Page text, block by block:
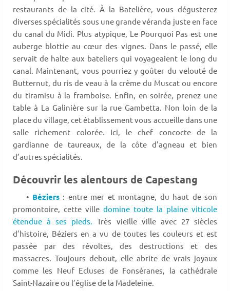
restaurants de la cité. À la Batelière, vous dégusterez
diverses spécialités sous une grande véranda juste en face
du canal du Midi. Plus atypique, Le Pourquoi Pas est une
auberge blottie au cœur des vignes. Dans le passé, elle
servait de halte aux bateliers qui voyageaient le long du
canal. Maintenant, vous pourriez y goûter du velouté de
Butternut, du ris de veau à la crème du Muscat ou encore
du tiramisu à la framboise. Enfin, en soirée, prenez une
table à La Galinière sur la rue Gambetta. Non loin de la
place du village, cet établissement vous accueille dans une
salle richement colorée. Ici, le chef concocte de la
gardianne de taureaux, de la côte d’agneau et bien
d’autres spécialités.
Découvrir les alentours de Capestang
• Béziers : entre mer et montagne, du haut de son
promontoire, cette ville domine toute la plaine viticole
étendue à ses pieds. Très vieille ville avec 27 siècles
d’histoire, Béziers en a vu de toutes les couleurs et est
passée par des révoltes, des destructions et des
massacres. Toujours debout, elle abrite de vrais joyaux
comme les Neuf Ecluses de Fonséranes, la cathédrale
Saint-Nazaire ou l’église de la Madeleine.